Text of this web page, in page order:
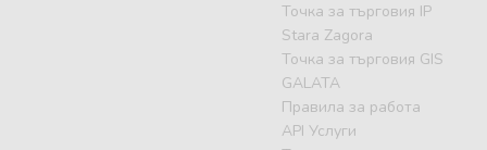
Точка за търговия IP
Stara Zagora
Точка за търговия GIS
GALATA
Правила за работа
API Услуги